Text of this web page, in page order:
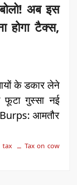
अब इस
होगा टैक्स,
के डकार लेने
फूटा गुस्सा नई
आमतौर
tax
Tax on cow